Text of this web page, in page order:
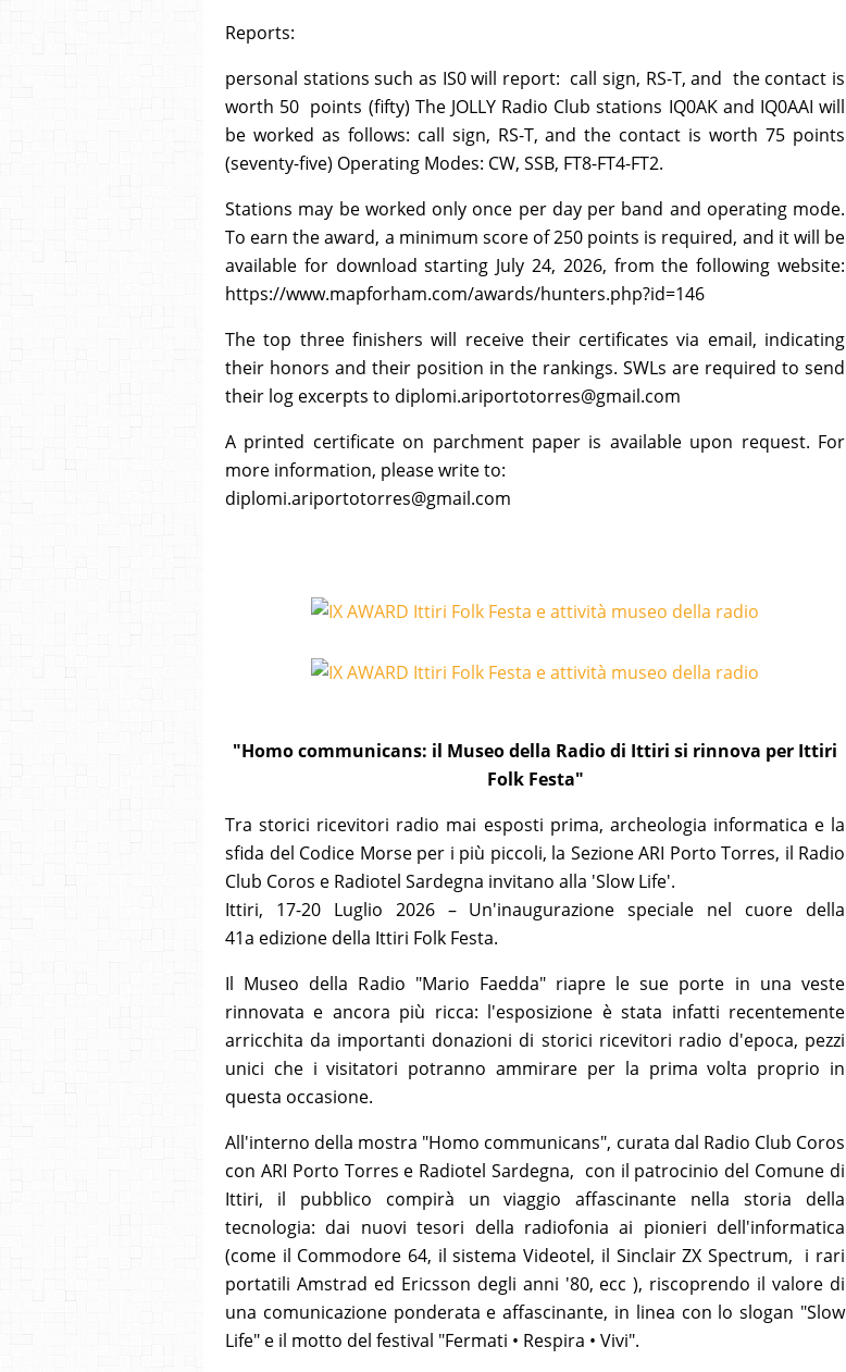
Reports:
personal stations such as IS0 will report: call sign, RS-T, and the contact is
worth 50 points (fifty) The JOLLY Radio Club stations IQ0AK and IQ0AAI will
be worked as follows: call sign, RS-T, and the contact is worth 75 points
(seventy-five) Operating Modes: CW, SSB, FT8-FT4-FT2.
Stations may be worked only once per day per band and operating mode.
To earn the award, a minimum score of 250 points is required, and it will be
available for download starting July 24, 2026, from the following website:
https://www.mapforham.com/awards/hunters.php?id=146
The top three finishers will receive their certificates via email, indicating
their honors and their position in the rankings. SWLs are required to send
their log excerpts to diplomi.ariportotorres@gmail.com
A printed certificate on parchment paper is available upon request. For
more information, please write to:
diplomi.ariportotorres@gmail.com
"Homo communicans: il Museo della Radio di Ittiri si rinnova per Ittiri
Folk Festa"
Tra storici ricevitori radio mai esposti prima, archeologia informatica e la
sfida del Codice Morse per i più piccoli, la Sezione ARI Porto Torres, il Radio
Club Coros e Radiotel Sardegna invitano alla 'Slow Life'.
Ittiri, 17-20 Luglio 2026 – Un'inaugurazione speciale nel cuore della
41a edizione della Ittiri Folk Festa.
Il Museo della Radio "Mario Faedda" riapre le sue porte in una veste
rinnovata e ancora più ricca: l'esposizione è stata infatti recentemente
arricchita da importanti donazioni di storici ricevitori radio d'epoca, pezzi
unici che i visitatori potranno ammirare per la prima volta proprio in
questa occasione.
All'interno della mostra "Homo communicans", curata dal Radio Club Coros
con ARI Porto Torres e Radiotel Sardegna, con il patrocinio del Comune di
Ittiri, il pubblico compirà un viaggio affascinante nella storia della
tecnologia: dai nuovi tesori della radiofonia ai pionieri dell'informatica
(come il Commodore 64, il sistema Videotel, il Sinclair ZX Spectrum, i rari
portatili Amstrad ed Ericsson degli anni '80, ecc ), riscoprendo il valore di
una comunicazione ponderata e affascinante, in linea con lo slogan "Slow
Life" e il motto del festival "Fermati • Respira • Vivi".